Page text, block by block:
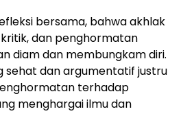
bersama, bahwa akhlak
dan penghormatan
diam dan membungkam diri.
sehat dan argumentatif justru
terhadap
menghargai ilmu dan